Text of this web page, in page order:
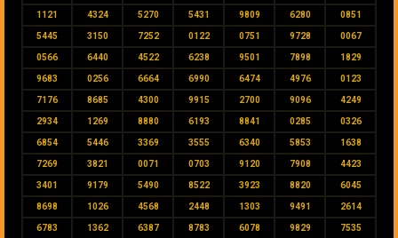
1121 4324 5270 5431 9809 6280 0851
5445 3150 7252 0122 0751 9728 0067
0566 6440 4522 6238 9501 7898 1829
9683 0256 6664 6990 6474 4976 0123
7176 8685 4300 9915 2700 9096 4249
2934 1269 8880 6193 8841 0285 0326
6854 5446 3369 3555 6340 5853 1638
7269 3821 0071 0703 9120 7908 4423
3401 9179 5490 8522 3923 8820 6045
8698 1026 4568 2448 1303 9491 2614
6783 1362 6387 8783 6078 9829 7535